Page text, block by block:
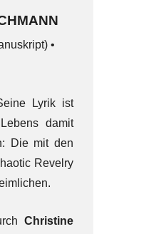
•
Lyrik ist
damit
Die mit den
Revelry
Christine